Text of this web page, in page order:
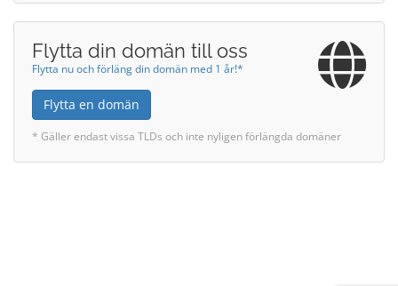
Flytta din domän till oss
Flytta nu och förläng din domän med 1 år!*
Flytta en domän
* Gäller endast vissa TLDs och inte nyligen förlängda domäner